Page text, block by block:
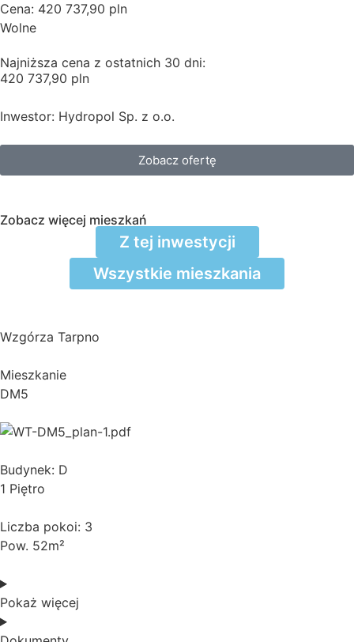
Cena: 420 737,90 pln
Wolne
Najniższa cena z ostatnich 30 dni:
420 737,90 pln
Inwestor: Hydropol Sp. z o.o.
Zobacz ofertę
Zobacz więcej mieszkań
Z tej inwestycji
Wszystkie mieszkania
Wzgórza Tarpno
Mieszkanie
DM5
Budynek: D
1 Piętro
Liczba pokoi: 3
Pow. 52m²
Pokaż więcej